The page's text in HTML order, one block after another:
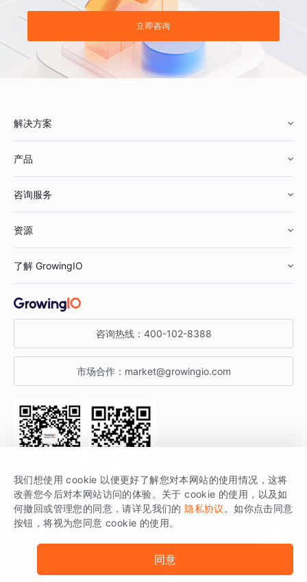
立即咨询
解决方案
鞋服行业
汽车行业
金融行业
产品
智能运营
获客分析
咨询服务
资源
增长公开课
增长博客
开发者文档
SDK 文档
场景指南
了解 GrowingIO
关于 GrowingIO
增长大会
行业活动
咨询热线： 400-102-8388
市场合作： market@growingio.com
关注公众号 获取更多干货
GrowingIO 是专注于数据智能分析与增长的品牌，核心平台为 GrowingIO
分析云。
版权所有 © 北京易数科技有限公司
我们想使用 cookie 以便更好了解您对本网站的使用情况，这将
改善您今后对本网站访问的体验。关于 cookie 的使用，以及如
何撤回或管理您的同意，请详见我们的 隐私协议 。如你点击同意
按钮，将视为您同意 cookie 的使用。
同意